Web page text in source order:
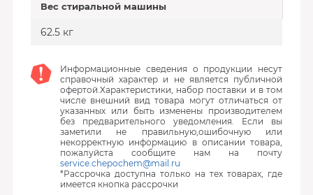
Вес стиральной машины
62.5 кг
Информационные сведения о продукции несут
справочный характер и не является публичной
офертой.Характеристики, набор поставки и в том
числе внешний вид товара могут отличаться от
указанных или быть изменены производителем
без предварительного уведомления. Если вы
заметили не правильную,ошибочную или
некорректную информацию в описании товара,
пожалуйста сообщите нам на почту
service.chepochem@mail.ru
*Рассрочка доступна только на тех товарах, где
имеется кнопка рассрочки